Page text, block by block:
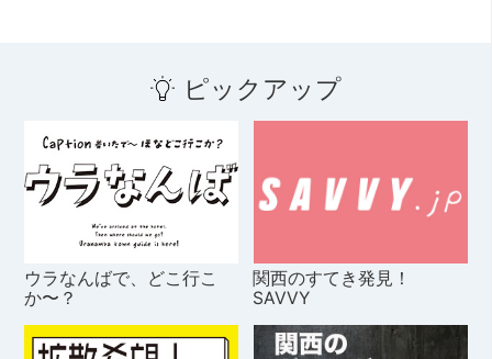
ピックアップ
ウラなんばで、どこ行こ
か〜？
関西のすてき発見！
SAVVY